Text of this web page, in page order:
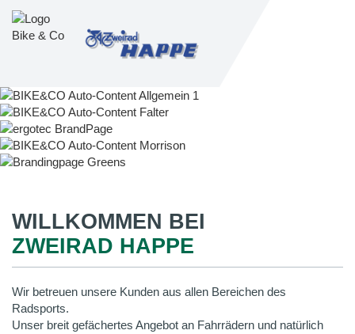
WILLKOMMEN BEI
ZWEIRAD HAPPE
Wir betreuen unsere Kunden aus allen Bereichen des
Radsports.
Unser breit gefächertes Angebot an Fahrrädern und natürlich